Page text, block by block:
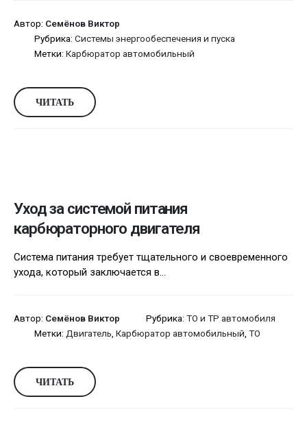
Автор: Семёнов Виктор
Рубрика: Системы энергообеспечения и пуска
Метки: Карбюратор автомобильный
ЧИТАТЬ
Уход за системой питания
карбюраторного двигателя
Система питания требует тщательного и своевременного
ухода, который заключается в...
Автор: Семёнов Виктор Рубрика: ТО и ТР автомобиля
Метки: Двигатель Карбюратор автомобильный ТО
ЧИТАТЬ